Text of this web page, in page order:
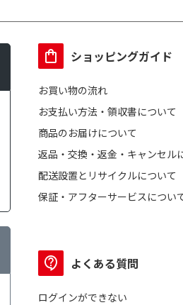
4～5個
スピンドル
ショッピングガイド
お買い物の流れ
お支払い方法・領収書について
商品のお届けについて
返品・交換・返金・キャンセル
配送設置とリサイクルについて
保証・アフターサービスについ
よくある質問
ログインができない